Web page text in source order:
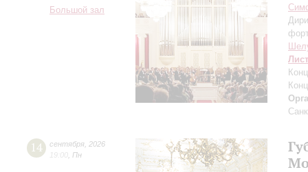
Большой зал
Лист
14 сентября 2026
19:00 Пн